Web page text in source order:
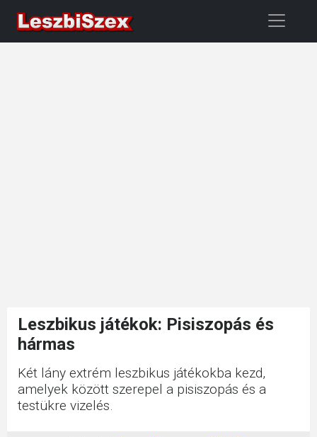
Leszbikus játékok: Pisiszopás és
hármas
Két lány extrém leszbikus játékokba kezd,
amelyek között szerepel a pisiszopás és a
testükre vizelés.